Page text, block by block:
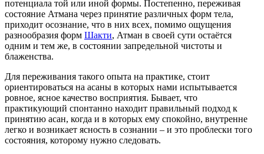
потенциала той или иной формы. Постепенно, переживая
состояние Атмана через принятие различных форм тела,
приходит осознание, что в них всех, помимо ощущения
разнообразия форм Шакти, Атман в своей сути остаётся
одним и тем же, в состоянии запредельной чистоты и
блаженства.
Для переживания такого опыта на практике, стоит
ориентироваться на асаны в которых нами испытывается
ровное, ясное качество восприятия. Бывает, что
практикующий спонтанно находит правильный подход к
принятию асан, когда и в которых ему спокойно, внутренне
легко и возникает ясность в сознании – и это проблески того
состояния, которому нужно следовать.